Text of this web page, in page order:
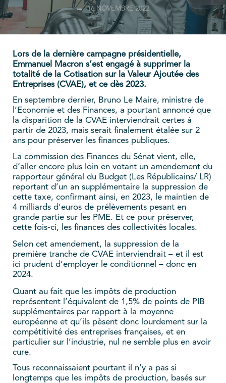
16 NOVEMBRE 2022
Lors de la dernière campagne présidentielle,
Emmanuel Macron s’est engagé à supprimer la
totalité de la Cotisation sur la Valeur Ajoutée des
Entreprises (CVAE), et ce dès 2023.
En septembre dernier, Bruno Le Maire, ministre de
l’Economie et des Finances, a pourtant annoncé que
la disparition de la CVAE interviendrait certes à
partir de 2023, mais serait finalement étalée sur 2
ans pour préserver les finances publiques.
La commission des Finances du Sénat vient, elle,
d’aller encore plus loin en votant un amendement du
rapporteur général du Budget (Les Républicains/ LR)
reportant d’un an supplémentaire la suppression de
cette taxe, confirmant ainsi, en 2023, le maintien de
4 milliards d’euros de prélèvements pesant en
grande partie sur les PME. Et ce pour préserver,
cette fois-ci, les finances des collectivités locales.
Selon cet amendement, la suppression de la
première tranche de CVAE interviendrait – et il est
ici prudent d’employer le conditionnel – donc en
2024.
Quant au fait que les impôts de production
représentent l’équivalent de 1,5% de points de PIB
supplémentaires par rapport à la moyenne
européenne et qu’ils pèsent donc lourdement sur la
compétitivité des entreprises françaises, et en
particulier sur l’industrie, nul ne semble plus en avoir
cure.
Tous reconnaissaient pourtant il n’y a pas si
longtemps que les impôts de production, basés sur